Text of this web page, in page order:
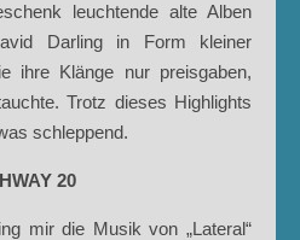
leuchtende alte Alben
Darling in Form kleiner
ihre Klänge nur preisgaben,
Trotz dieses Highlights
schleppend.
20
mir die Musik von „Lateral“